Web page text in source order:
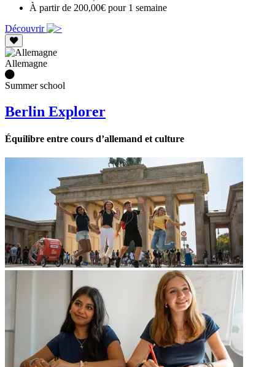
À partir de 200,00€ pour 1 semaine
Découvrir
Allemagne
Summer school
Berlin Explorer
Équilibre entre cours d’allemand et culture